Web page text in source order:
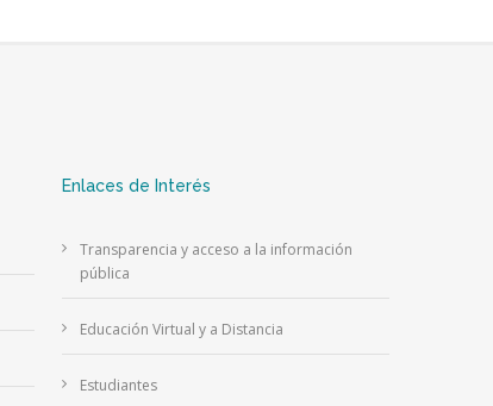
Enlaces de Interés
Transparencia y acceso a la información
pública
Educación Virtual y a Distancia
Estudiantes